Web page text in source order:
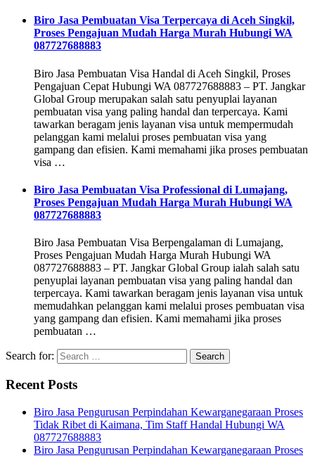
Biro Jasa Pembuatan Visa Terpercaya di Aceh Singkil,
Proses Pengajuan Mudah Harga Murah Hubungi WA
087727688883
Biro Jasa Pembuatan Visa Handal di Aceh Singkil, Proses
Pengajuan Cepat Hubungi WA 087727688883 – PT. Jangkar
Global Group merupakan salah satu penyuplai layanan
pembuatan visa yang paling handal dan terpercaya. Kami
tawarkan beragam jenis layanan visa untuk mempermudah
pelanggan kami melalui proses pembuatan visa yang
gampang dan efisien. Kami memahami jika proses pembuatan
visa …
Biro Jasa Pembuatan Visa Professional di Lumajang,
Proses Pengajuan Mudah Harga Murah Hubungi WA
087727688883
Biro Jasa Pembuatan Visa Berpengalaman di Lumajang,
Proses Pengajuan Mudah Harga Murah Hubungi WA
087727688883 – PT. Jangkar Global Group ialah salah satu
penyuplai layanan pembuatan visa yang paling handal dan
terpercaya. Kami tawarkan beragam jenis layanan visa untuk
memudahkan pelanggan kami melalui proses pembuatan visa
yang gampang dan efisien. Kami memahami jika proses
pembuatan …
Search for:
Recent Posts
Biro Jasa Pengurusan Perpindahan Kewarganegaraan Proses
Tidak Ribet di Kaimana, Tim Staff Handal Hubungi WA
087727688883
Biro Jasa Pengurusan Perpindahan Kewarganegaraan Proses